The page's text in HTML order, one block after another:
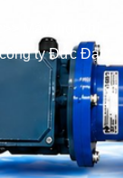
ty Đức Đạt